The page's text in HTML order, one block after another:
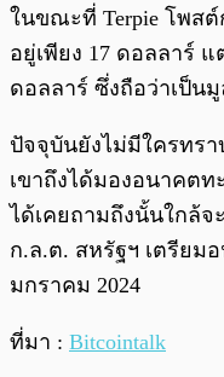
ในขณะที่ Terpie โพส
อยู่เพียง 17 ดอลลาร์
ดอลลาร์ ซึ่งถือว่าเป็น
ปัจจุบันยังไม่มีใครทรา
เขาถึงได้มองอนาคต
ได้เคยถามถึงนั้นใกล้จ
ก.ล.ต. สหรัฐฯ เตรียมอ
มกราคม 2024
ที่มา : Bitcointalk